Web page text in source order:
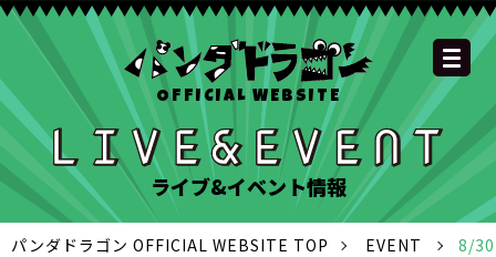
OFFICIAL WEBSITEOFFICIAL SITE TOP
NEWS MEMBER
SCHEDULE DISCOGRAPHY
GOODS
FAQ CONTACT
YOUTUBE
CHANNEL
INSTAGRAM
OFFICIAL
TWITTER
OFFICIAL LINE
ACCOUNT
OFFICIAL
TIKTOK
ライブ&イベント情報
パンダドラゴン OFFICIAL WEBSITE TOP EVENT 8/